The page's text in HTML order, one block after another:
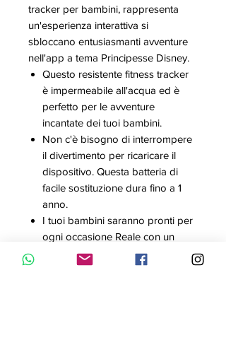
tracker per bambini, rappresenta
un'esperienza interattiva si
sbloccano entusiasmanti avventure
nell'app a tema Principesse Disney.
Questo resistente fitness tracker
è impermeabile all'acqua ed è
perfetto per le avventure
incantate dei tuoi bambini.
Non c'è bisogno di interrompere
il divertimento per ricaricare il
dispositivo. Questa batteria di
facile sostituzione dura fino a 1
anno.
I tuoi bambini saranno pronti per
ogni occasione Reale con un
display a colori e diverse opzioni
per il quadrante dell'orologio.